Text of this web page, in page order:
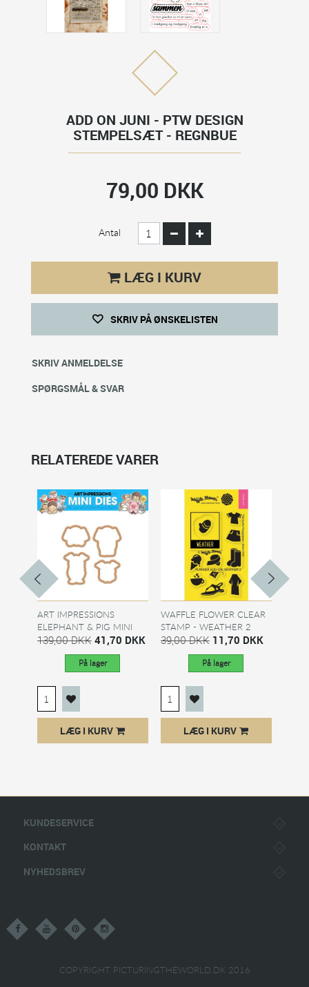
ADD ON JUNI - PTW DESIGN
STEMPELSÆT - REGNBUE
79,00 DKK
Antal
LÆG I KURV
SKRIV PÅ ØNSKELISTEN
SKRIV ANMELDELSE
SPØRGSMÅL & SVAR
RELATEREDE VARER
ART IMPRESSIONS
ELEPHANT & PIG MINI
DIES
139,00 DKK 41,70 DKK
På lager
LÆG I KURV
WAFFLE FLOWER CLEAR
STAMP - WEATHER 2
39,00 DKK 11,70 DKK
På lager
LÆG I KURV
KUNDESERVICE
KONTAKT
NYHEDSBREV
COPYRIGHT PICTURINGTHEWORLD.DK 2016